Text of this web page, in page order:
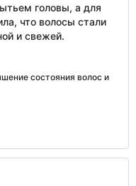
головы, а для
что волосы стали
и свежей.
состояния волос и